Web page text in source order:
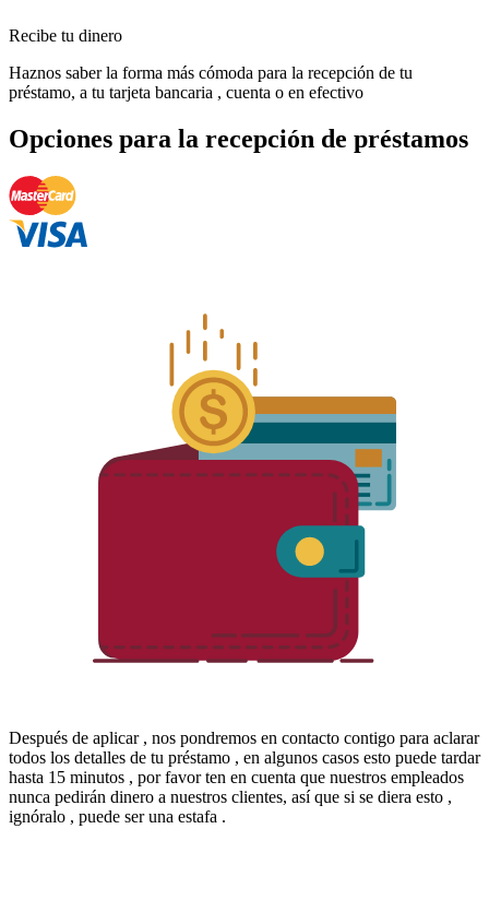
Recibe tu dinero
Haznos saber la forma más cómoda para la recepción de tu
préstamo, a tu tarjeta bancaria , cuenta o en efectivo
Opciones para la recepción de préstamos
Después de aplicar , nos pondremos en contacto contigo para aclarar
todos los detalles de tu préstamo , en algunos casos esto puede tardar
hasta 15 minutos , por favor ten en cuenta que nuestros empleados
nunca pedirán dinero a nuestros clientes, así que si se diera esto ,
ignóralo , puede ser una estafa .